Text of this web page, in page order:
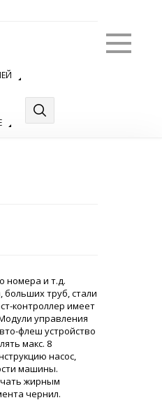
номера и т.д.
труб, стали
контроллер имеет
управления
флеш устройство
макс. 8
насос,
машины.
жирным
чернил.